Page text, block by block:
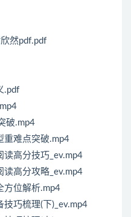
然pdf.pdf
.pdf
破.mp4
重难点突破.mp4
读高分技巧_ev.mp4
读高分攻略_ev.mp4
方位解析.mp4
巧梳理(下)_ev.mp4